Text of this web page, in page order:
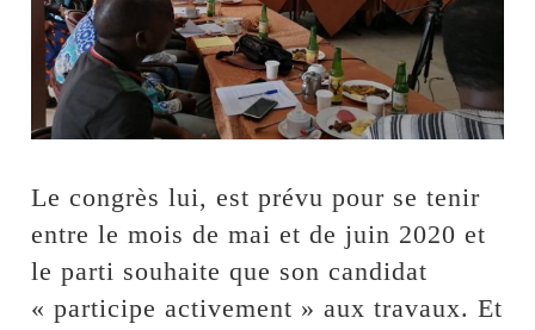
Le congrès lui, est prévu pour se tenir
entre le mois de mai et de juin 2020 et
le parti souhaite que son candidat
« participe activement » aux travaux. Et